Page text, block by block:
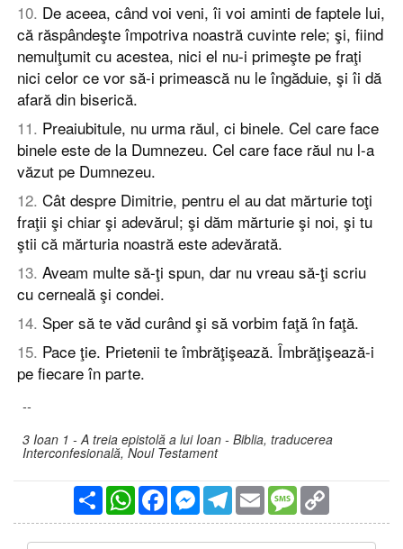
10. De aceea, când voi veni, îi voi aminti de faptele lui,
că răspândeşte împotriva noastră cuvinte rele; şi, fiind
nemulţumit cu acestea, nici el nu-i primeşte pe fraţi
nici celor ce vor să-i primească nu le îngăduie, şi îi dă
afară din biserică.
11. Preaiubitule, nu urma răul, ci binele. Cel care face
binele este de la Dumnezeu. Cel care face răul nu l-a
văzut pe Dumnezeu.
12. Cât despre Dimitrie, pentru el au dat mărturie toţi
fraţii şi chiar şi adevărul; şi dăm mărturie şi noi, şi tu
ştii că mărturia noastră este adevărată.
13. Aveam multe să-ţi spun, dar nu vreau să-ţi scriu
cu cerneală şi condei.
14. Sper să te văd curând şi să vorbim faţă în faţă.
15. Pace ţie. Prietenii te îmbrăţişează. Îmbrăţişează-i
pe fiecare în parte.
--
3 Ioan 1 - A treia epistolă a lui Ioan - Biblia, traducerea
Interconfesională, Noul Testament
PartajareWhatsAppFacebookMessengerTelegram
Email Message